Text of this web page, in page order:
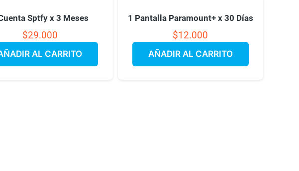
Sptfy x 3 Meses
$29.000
AL CARRITO
1 Pantalla Paramount+ x 30 Días
$12.000
AÑADIR AL CARRITO